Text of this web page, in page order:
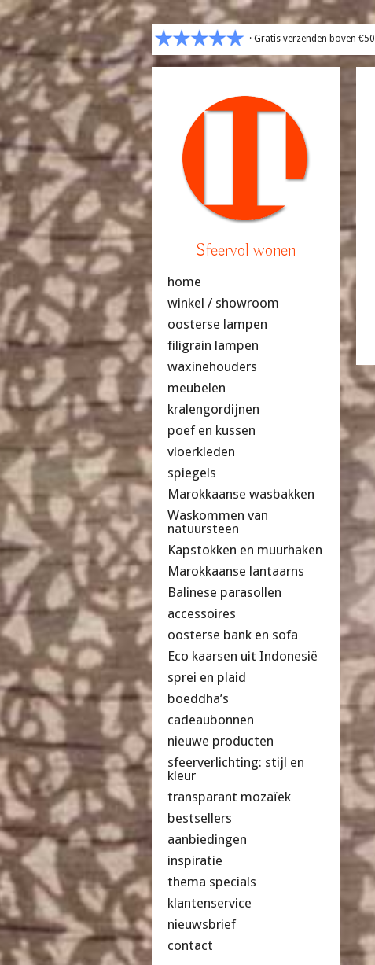
· Gratis verzenden boven €50
Sfeervol wonen
home
winkel / showroom
oosterse lampen
filigrain lampen
waxinehouders
meubelen
kralengordijnen
poef en kussen
vloerkleden
spiegels
Marokkaanse wasbakken
Waskommen van
natuursteen
Kapstokken en muurhaken
Marokkaanse lantaarns
Balinese parasollen
accessoires
oosterse bank en sofa
Eco kaarsen uit Indonesië
sprei en plaid
boeddha’s
cadeaubonnen
nieuwe producten
sfeerverlichting: stijl en
kleur
transparant mozaïek
bestsellers
aanbiedingen
inspiratie
thema specials
klantenservice
nieuwsbrief
contact